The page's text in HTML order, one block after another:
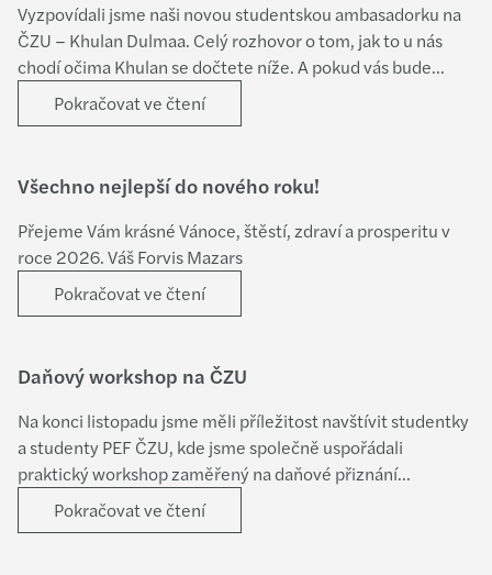
Vyzpovídali jsme naši novou studentskou ambasadorku na
ČZU – Khulan Dulmaa. Celý rozhovor o tom, jak to u nás
chodí očima Khulan se dočtete níže. A pokud vás bude
zajímat i něco navíc – doptejte se Khulan napřímo.
Pokračovat ve čtení
Všechno nejlepší do nového roku!
Přejeme Vám krásné Vánoce, štěstí, zdraví a prosperitu v
roce 2026. Váš Forvis Mazars
Pokračovat ve čtení
Daňový workshop na ČZU
Na konci listopadu jsme měli příležitost navštívit studentky
a studenty PEF ČZU, kde jsme společně uspořádali
praktický workshop zaměřený na daňové přiznání
právnických osob.
Pokračovat ve čtení